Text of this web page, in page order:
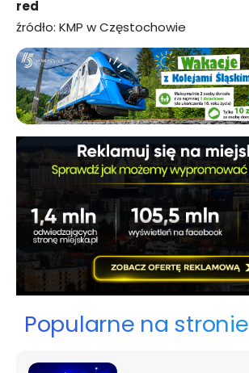
red
źródło: KMP w Częstochowie
Popularne na stronie